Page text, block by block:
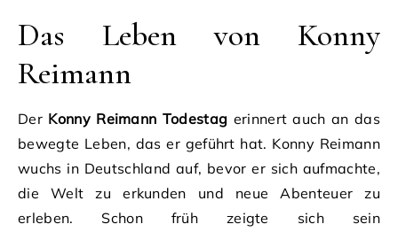
Das Leben von Konny
Reimann
Der Konny Reimann Todestag erinnert auch an das
bewegte Leben, das er geführt hat. Konny Reimann
wuchs in Deutschland auf, bevor er sich aufmachte,
die Welt zu erkunden und neue Abenteuer zu
erleben. Schon früh zeigte sich sein